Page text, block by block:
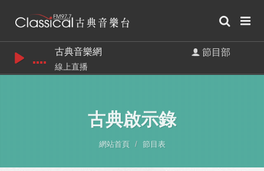
古典音樂網 節目部
線上直播